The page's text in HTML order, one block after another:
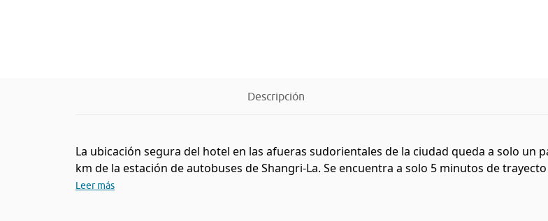
Descripción
La ubicación segura del hotel en las afueras sudorientales de la ciudad queda a solo un
km de la estación de autobuses de Shangri-La. Se encuentra a solo 5 minutos de
Leer más